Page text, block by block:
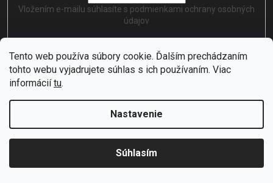
Tento web používa súbory cookie. Ďalším prechádzaním
tohto webu vyjadrujete súhlas s ich používaním. Viac
informáciítu.
Nastavenie
Súhlasím
Vložením e-mailu súhlasíte s podmienkami ochrany osobných
údajov
PRIHLÁSIŤ SA
nastavenie cookies